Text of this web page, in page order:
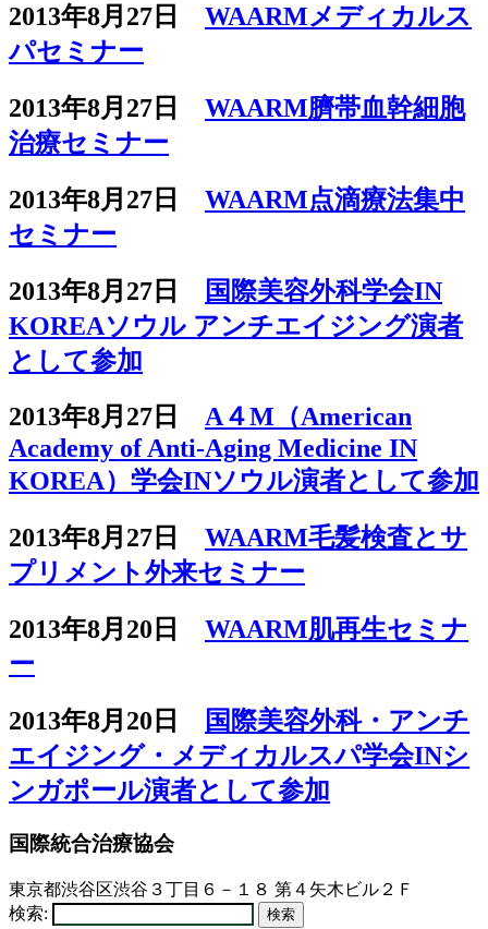
2013年8月27日 WAARMメディカルス
パセミナー
2013年8月27日 WAARM臍帯血幹細胞
治療セミナー
2013年8月27日 WAARM点滴療法集中
セミナー
2013年8月27日
国際美容外科学会IN
KOREAソウル アンチエイジング演者
として参加
2013年8月27日 A４M（American
Academy of Anti-Aging Medicine IN
KOREA）学会INソウル演者として参加
2013年8月27日 WAARM毛髪検査とサ
プリメント外来セミナー
2013年8月20日 WAARM肌再生セミナ
ー
2013年8月20日
国際美容外科・アンチ
エイジング・メディカルスパ学会INシ
ンガポール演者として参加
国際統合治療協会
東京都渋谷区渋谷３丁目６－１８ 第４矢木ビル２Ｆ
検索: